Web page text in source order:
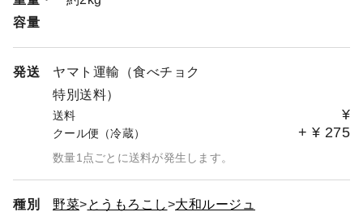
容量
発送
ヤマト運輸（食べチョク
特別送料）
送料 ¥
クール便（冷蔵） + ¥ 275
数量1点ごとに送料が発生します。
種別 野菜 とうもろこし
大和ルージュ